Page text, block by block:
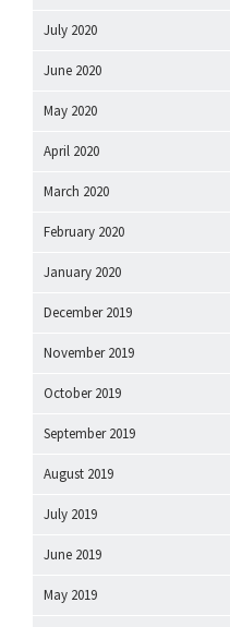
July 2020
June 2020
May 2020
April 2020
March 2020
February 2020
January 2020
December 2019
November 2019
October 2019
September 2019
August 2019
July 2019
June 2019
May 2019